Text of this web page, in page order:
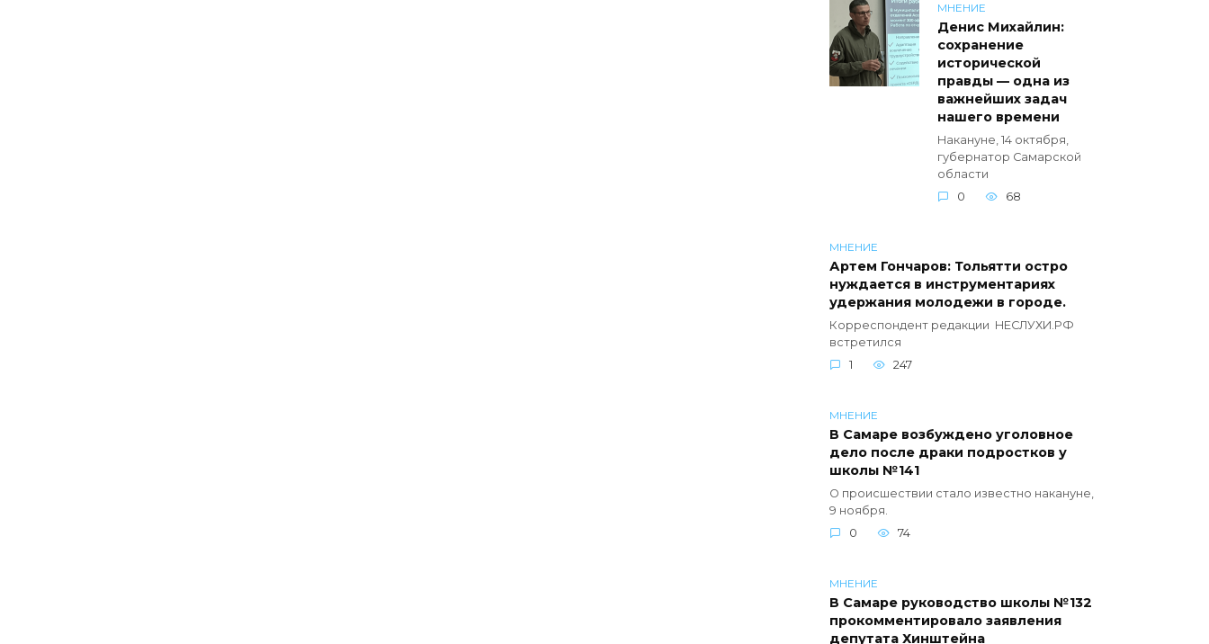
МНЕНИЕ
Денис Михайлин:
сохранение
исторической
правды — одна из
важнейших задач
нашего времени
Накануне, 14 октября,
губернатор Самарской
области
0
68
МНЕНИЕ
Артем Гончаров: Тольятти остро
нуждается в инструментариях
удержания молодежи в городе.
Корреспондент редакции НЕСЛУХИ.РФ
встретился
1
247
МНЕНИЕ
В Самаре возбуждено уголовное
дело после драки подростков у
школы №141
О происшествии стало известно накануне,
9 ноября.
0
74
МНЕНИЕ
В Самаре руководство школы №132
прокомментировало заявления
депутата Хинштейна